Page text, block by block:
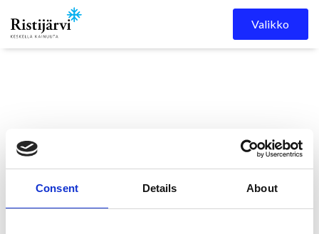
Consent Details About
Skip to content
Valikko
Ristijärven kunta Kuulutukset YVA kuulutus